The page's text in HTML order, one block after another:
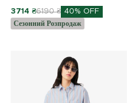
3714 ₴6190 ₴ 40% OFF
Сезонний Розпродаж